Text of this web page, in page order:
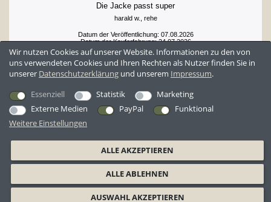
Gut strukturierte Website, gut beschriebene Ware, viele hilfreiche
Rezensionen, schnelle Lieferung. ...
Datum der Veröffentlichung: 07.08.2026
Datum der Kauferfahrung: 23.07.2026
Wir nutzen Cookies auf unserer Website. Informationen zu den von
uns verwendeten Cookies und Ihren Rechten als Nutzer finden Sie in
unserer Daten­schutz­erklärung und unserem Impressum.
Essenziell
Statistik
Marketing
Externe Medien
PayPal
Funktional
Weitere Einstellungen
ALLE AKZEPTIEREN
ALLE ABLEHNEN
AUSWAHL AKZEPTIEREN
AGB Datenschutzerklärung Widerrufsrecht
Widerrufsformular
Barrierefreiheitserklärung
Impressum
© 2026 BW-Shop GmbH